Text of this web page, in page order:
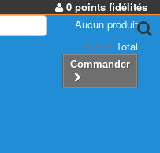
0 points fidélités
Aucun produit
0,00 € Total
Commander